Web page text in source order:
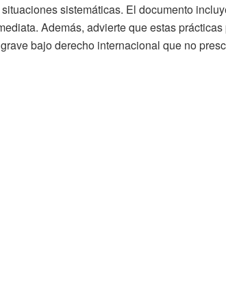
sistemáticas. El documento
Además, advierte que estas
bajo derecho internacional que no